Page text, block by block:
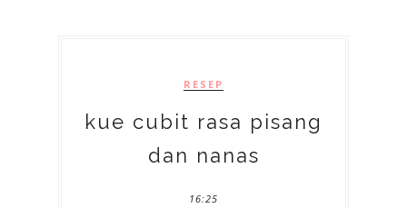
RESEP
kue cubit rasa pisang
dan nanas
16:25